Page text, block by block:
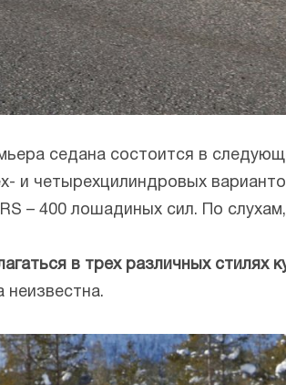
седана состоится в
и четырехцилиндровых
– 400 лошадиных сил. По
в трех различных стилях
неизвестна.